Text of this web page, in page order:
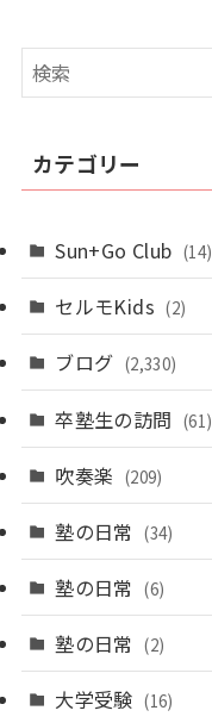
カテゴリー
Sun+Go Club (14)
セルモKids (2)
ブログ (2,330)
卒塾生の訪問 (61)
吹奏楽 (209)
塾の日常 (34)
塾の日常 (6)
塾の日常 (2)
大学受験 (16)